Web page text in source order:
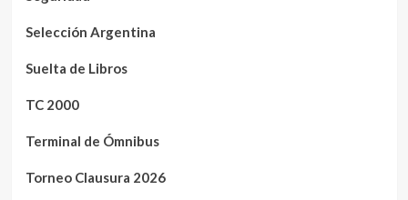
Selección Argentina
Suelta de Libros
TC 2000
Terminal de Ómnibus
Torneo Clausura 2026